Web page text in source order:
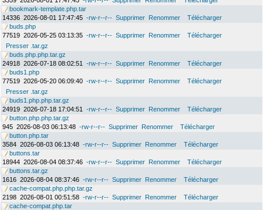
bookmark-template.php.tar
14336 2026-08-01 17:47:45 -rw-r--r-- Supprimer Renommer
Télécharger
buds.php
77519 2026-05-25 03:13:35 -rw-r--r-- Supprimer Renommer
Télécharger
Presser .tar.gz
buds.php.php.tar.gz
24918 2026-07-18 08:02:51 -rw-r--r-- Supprimer Renommer
Télécharger
buds1.php
77519 2026-05-20 06:09:40 -rw-r--r-- Supprimer Renommer
Télécharger
Presser .tar.gz
buds1.php.php.tar.gz
24919 2026-07-18 17:04:51 -rw-r--r-- Supprimer Renommer
Télécharger
button.php.php.tar.gz
945 2026-08-03 06:13:48 -rw-r--r-- Supprimer Renommer
Télécharger
button.php.tar
3584 2026-08-03 06:13:48 -rw-r--r-- Supprimer Renommer
Télécharger
buttons.tar
18944 2026-08-04 08:37:46 -rw-r--r-- Supprimer Renommer
Télécharger
buttons.tar.gz
1616 2026-08-04 08:37:46 -rw-r--r-- Supprimer Renommer
Télécharger
cache-compat.php.php.tar.gz
2198 2026-08-01 00:51:58 -rw-r--r-- Supprimer Renommer
Télécharger
cache-compat.php.tar